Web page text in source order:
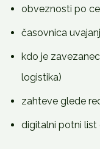
obveznosti po
časovnica
kdo je
logistika)
zahteve glede
digitalni potni list